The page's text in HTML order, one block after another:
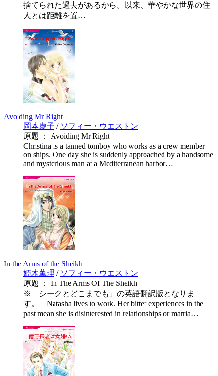
捨てられた過去があるから。以来、華やかな世界の住
人とは距離を置…
Avoiding Mr Right
岡本慶子 / ソフィー・ウエストン
原題 ： Avoiding Mr Right
Christina is a tanned tomboy who works as a crew member
on ships. One day she is suddenly approached by a handsome
and mysterious man at a Mediterranean harbor…
In the Arms of the Sheikh
姫木薫理 / ソフィー・ウエストン
原題 ： In The Arms Of The Sheikh
※「シークとどこまでも」の英語翻訳版となりま
す。 Natasha lives to work. Her bitter experiences in the
past mean she is disinterested in relationships or marria…